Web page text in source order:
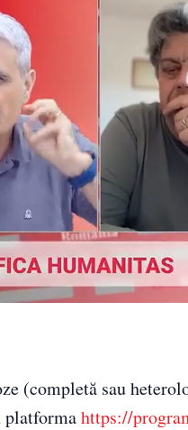
(completă sau
platformahttps://